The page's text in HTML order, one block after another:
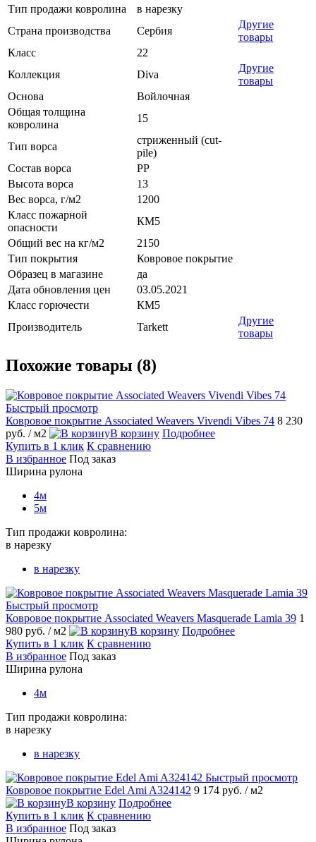
Тип продажи ковролина
в нарезку
Страна производства
Сербия
Другие
товары
Класс
22
Коллекция
Diva
Другие
товары
Основа
Войлочная
Общая толщина
ковролина
15
Тип ворса
стриженный (cut-
pile)
Состав ворса
PP
Высота ворса
13
Вес ворса, г/м2
1200
Класс пожарной
опасности
КМ5
Общий вес на кг/м2
2150
Тип покрытия
Ковровое покрытие
Образец в магазине
да
Дата обновления цен
03.05.2021
Класс горючести
КМ5
Производитель
Tarkett
Другие
товары
Похожие товары (8)
Быстрый просмотр
Ковровое покрытие Associated Weavers Vivendi Vibes 74 8 230
руб. / м2 В корзину Подробнее
Купить в 1 клик К сравнению
В избранное Под заказ
Ширина рулона
4м
5м
Тип продажи ковролина:
в нарезку
в нарезку
Быстрый просмотр
Ковровое покрытие Associated Weavers Masquerade Lamia 39 1
980 руб. / м2 В корзину Подробнее
Купить в 1 клик К сравнению
В избранное Под заказ
Ширина рулона
4м
Тип продажи ковролина:
в нарезку
в нарезку
Быстрый просмотр
Ковровое покрытие Edel Ami A324142 9 174 руб. / м2
В корзину Подробнее
Купить в 1 клик К сравнению
В избранное Под заказ